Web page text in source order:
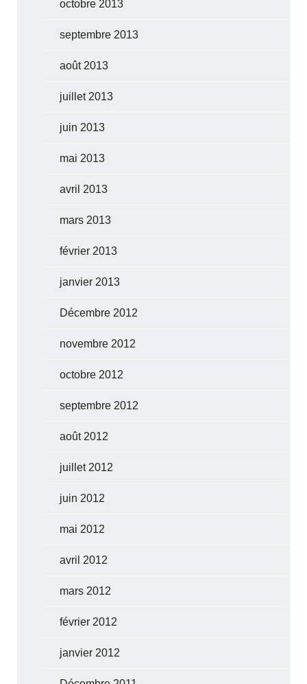
octobre 2013
septembre 2013
août 2013
juillet 2013
juin 2013
mai 2013
avril 2013
mars 2013
février 2013
janvier 2013
Décembre 2012
novembre 2012
octobre 2012
septembre 2012
août 2012
juillet 2012
juin 2012
mai 2012
avril 2012
mars 2012
février 2012
janvier 2012